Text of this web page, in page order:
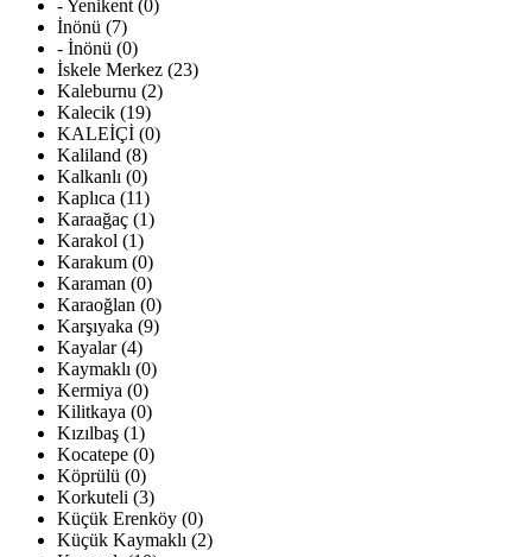
- Yenikent (0)
İnönü (7)
- İnönü (0)
İskele Merkez (23)
Kaleburnu (2)
Kalecik (19)
KALEİÇİ (0)
Kaliland (8)
Kalkanlı (0)
Kaplıca (11)
Karaağaç (1)
Karakol (1)
Karakum (0)
Karaman (0)
Karaoğlan (0)
Karşıyaka (9)
Kayalar (4)
Kaymaklı (0)
Kermiya (0)
Kilitkaya (0)
Kızılbaş (1)
Kocatepe (0)
Köprülü (0)
Korkuteli (3)
Küçük Erenköy (0)
Küçük Kaymaklı (2)